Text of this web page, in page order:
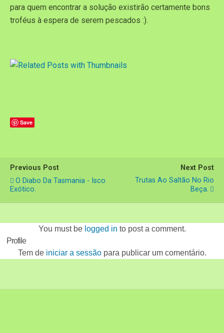
para quem encontrar a solução existirão certamente bons
troféus à espera de serem pescados :).
Save
Previous Post
O Diabo Da Tasmania - Isco
Exótico.
Next Post
Trutas Ao Saltão No Rio
Beça.
You must be logged in to post a comment.
Profile
Tem de iniciar a sessãopara publicar um comentário.